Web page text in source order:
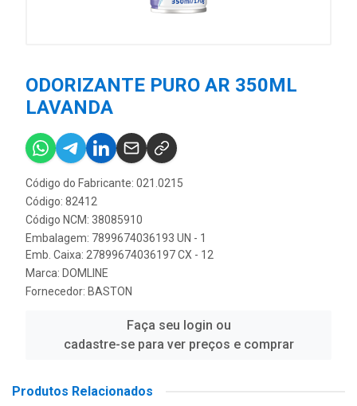
ODORIZANTE PURO AR 350ML
LAVANDA
Código do Fabricante: 021.0215
Código: 82412
Código NCM: 38085910
Embalagem: 7899674036193 UN - 1
Emb. Caixa: 27899674036197 CX - 12
Marca: DOMLINE
Fornecedor: BASTON
Faça seu login ou
cadastre-se para ver preços e comprar
Produtos Relacionados